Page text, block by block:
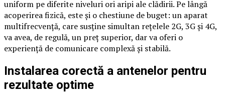
uniform pe diferite niveluri ori aripi ale clădirii. Pe lângă
acoperirea fizică, este și o chestiune de buget: un aparat
multifrecvență, care susține simultan rețelele 2G, 3G și 4G,
va avea, de regulă, un preț superior, dar va oferi o
experiență de comunicare complexă și stabilă.
Instalarea corectă a antenelor pentru
rezultate optime